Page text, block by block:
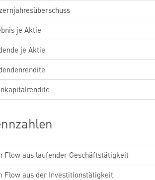
je Aktie
je Aktie
Flow aus laufender Geschäftstätigkeit
Flow aus der Investitionstätigkeit